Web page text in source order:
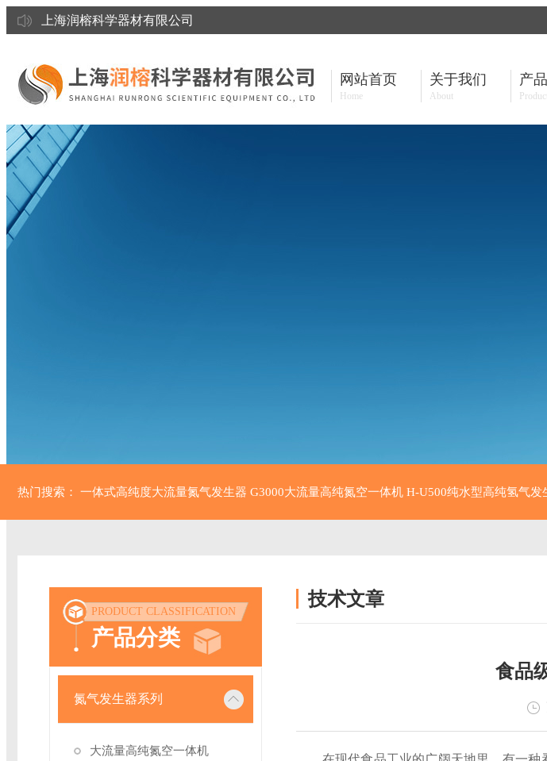
上海润榕科学器材有限公司
网站首页
Home
关于我们
About
产
Product
热门搜索： 一体式高纯度大流量氮气发生器 G3000大流量高纯氮空一体机 H-U500纯水型高纯氢气发
PRODUCT CLASSIFICATION
产品分类
氮气发生器系列
大流量高纯氮空一体机
技术文章
食品